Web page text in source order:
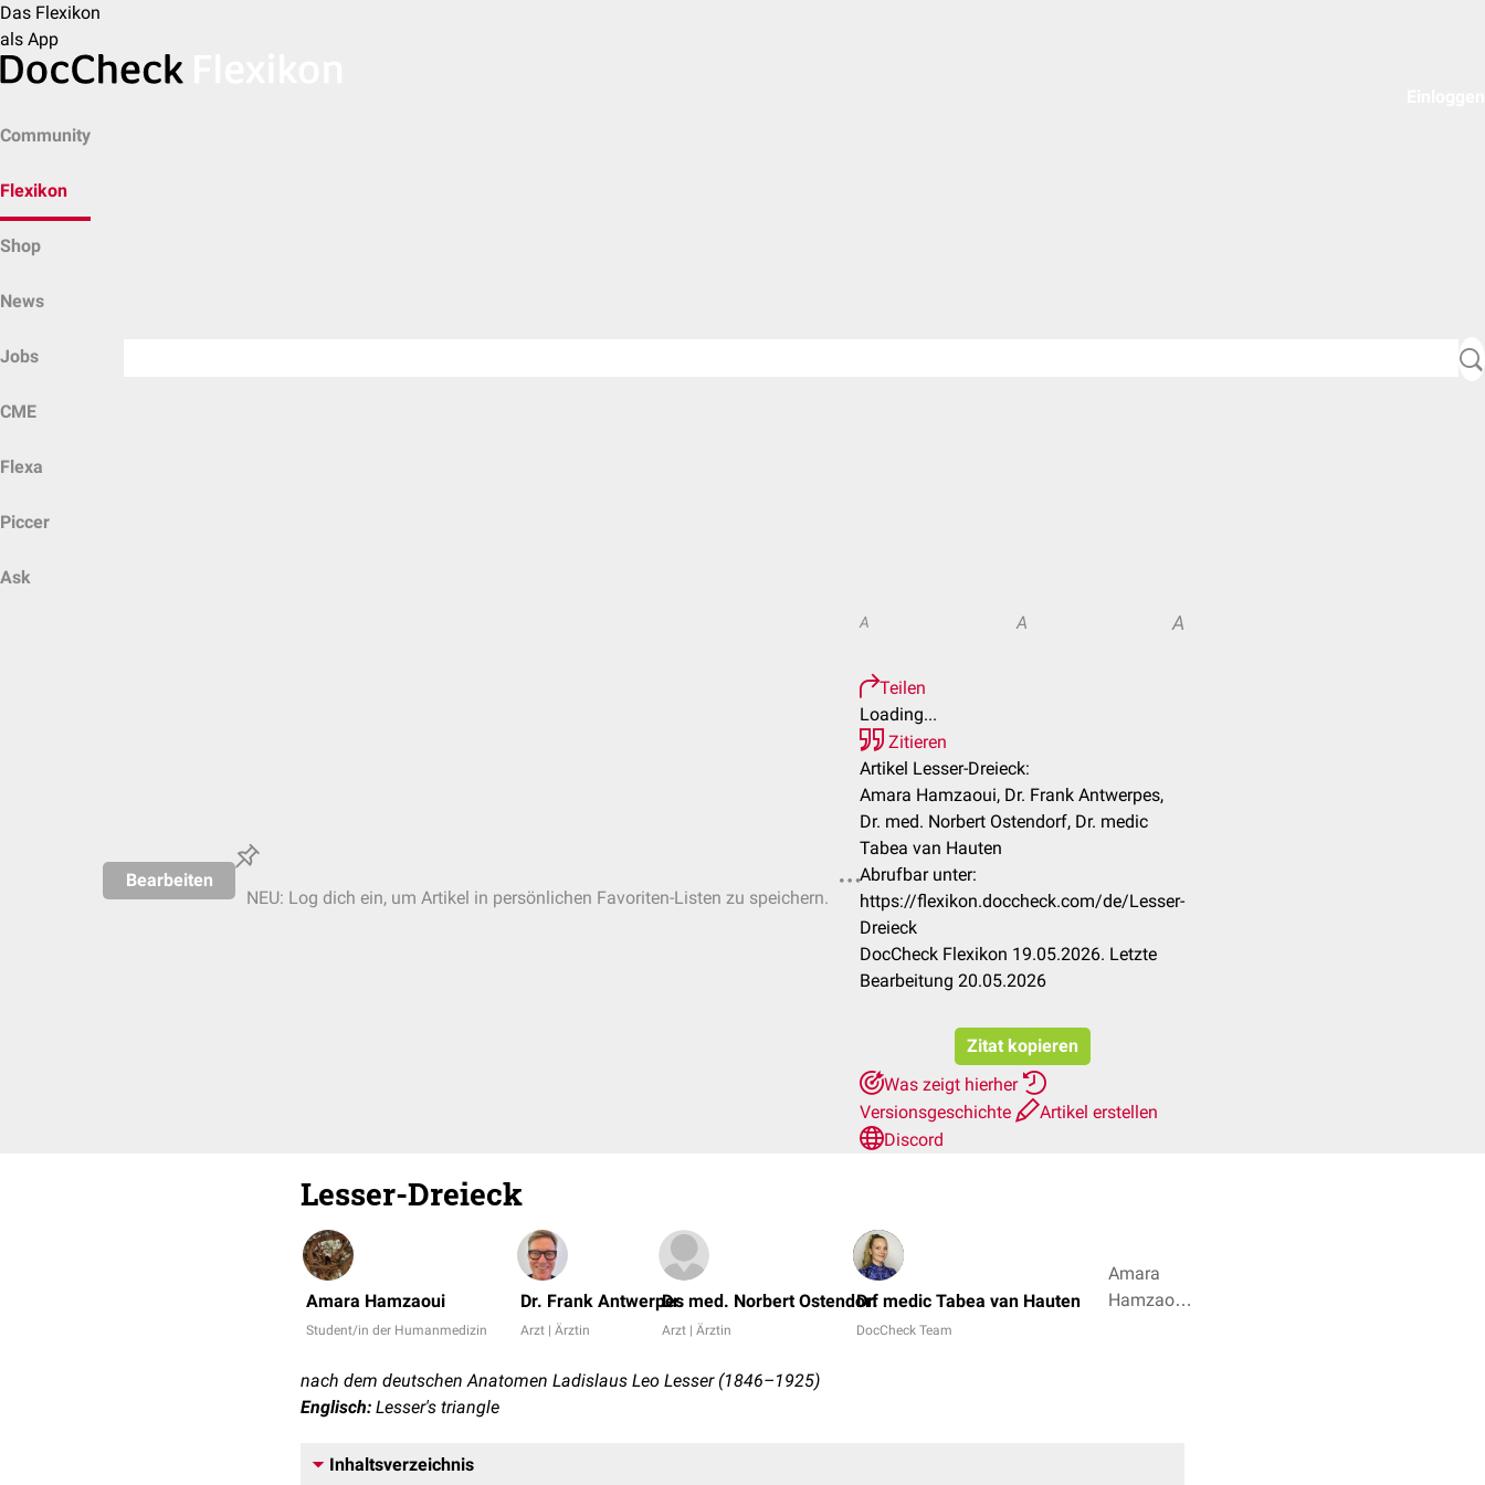
Das Flexikon
als App
Community
Flexikon
Shop
News
Jobs
CME
Flexa
Piccer
Ask
Bearbeiten
NEU: Log dich ein, um Artikel in persönlichen Favoriten-Listen zu speichern.
A A A
Teilen
Loading...
Zitieren
Artikel Lesser-Dreieck:
Amara Hamzaoui, Dr. Frank Antwerpes,
Dr. med. Norbert Ostendorf, Dr. medic
Tabea van Hauten
Abrufbar unter:
https://flexikon.doccheck.com/de/Lesser-
Dreieck
DocCheck Flexikon 19.05.2026. Letzte
Bearbeitung 20.05.2026
Zitat kopieren
Was zeigt hierher
Versionsgeschichte
Artikel erstellen
Discord
Lesser-Dreieck
Amara Hamzaoui
Student/in der Humanmedizin
Dr. Frank Antwerpes
Arzt | Ärztin
Dr. med. Norbert Ostendorf
Arzt | Ärztin
Dr. medic Tabea van Hauten
DocCheck Team
Amara
Hamzaoui,
nach dem deutschen Anatomen Ladislaus Leo Lesser (1846–1925)
Englisch: Lesser's triangle
Inhaltsverzeichnis